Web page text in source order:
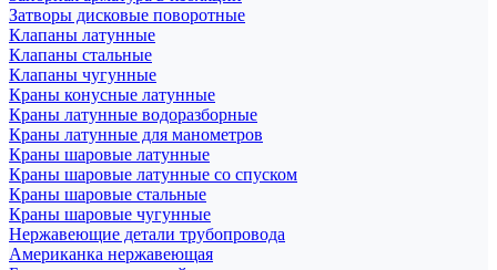
Затворы дисковые поворотные
Клапаны латунные
Клапаны стальные
Клапаны чугунные
Краны конусные латунные
Краны латунные водоразборные
Краны латунные для манометров
Краны шаровые латунные
Краны шаровые латунные со спуском
Краны шаровые стальные
Краны шаровые чугунные
Нержавеющие детали трубопровода
Американка нержавеющая